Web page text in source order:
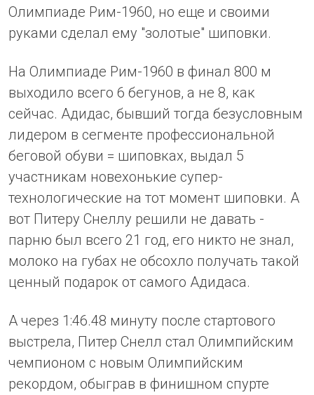
Олимпиаде Рим-1960, но еще и своими
руками сделал ему "золотые" шиповки.
На Олимпиаде Рим-1960 в финал 800 м
выходило всего 6 бегунов, а не 8, как
сейчас. Адидас, бывший тогда безусловным
лидером в сегменте профессиональной
беговой обуви = шиповках, выдал 5
участникам новехонькие супер-
технологические на тот момент шиповки. А
вот Питеру Снеллу решили не давать -
парню был всего 21 год, его никто не знал,
молоко на губах не обсохло получать такой
ценный подарок от самого Адидаса.
А через 1:46.48 минуту после стартового
выстрела, Питер Снелл стал Олимпийским
чемпионом с новым Олимпийским
рекордом, обыграв в финишном спурте